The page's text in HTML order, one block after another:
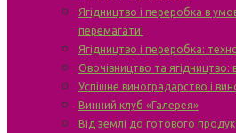
Ягідництво і переробка в
перемагати!
Ягідництво і переробка:
Овочівництво та ягідництво:
Успішне виноградарство і
Винний клуб «Галерея»
Від землі до готового